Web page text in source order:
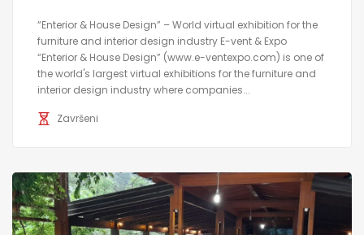
“Enterior & House Design” – World virtual exhibition for the
furniture and interior design industry E-vent & Expo
“Enterior & House Design” (www.e-ventexpo.com) is one of
the world's largest virtual exhibitions for the furniture and
interior design industry where companies...
Završeni